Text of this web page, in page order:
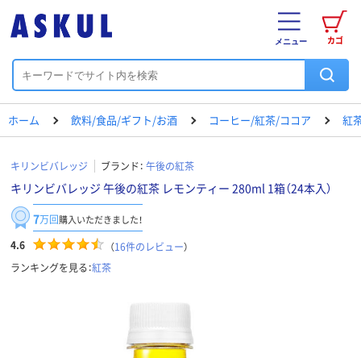
カゴ
メニュー
ホーム 飲料/食品/ギフト/お酒 コーヒー/紅茶/ココア 紅
キリンビバレッジ ブランド： 午後の紅茶
キリンビバレッジ 午後の紅茶 レモンティー 280ml 1箱（24本入）
7万回購入いただきました！
4.6 （16件のレビュー）
ランキングを見る：紅茶